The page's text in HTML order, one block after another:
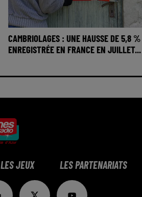
CAMBRIOLAGES : UNE HAUSSE DE 5,8 %
ENREGISTRÉE EN FRANCE EN JUILLET...
LES JEUX LES PARTENARIATS